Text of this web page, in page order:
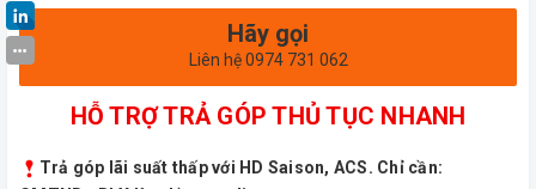
Hãy gọi
Liên hệ 0974 731 062
HỖ TRỢ TRẢ GÓP THỦ TỤC NHANH
Trả góp lãi suất thấp với HD Saison, ACS. Chỉ cần: